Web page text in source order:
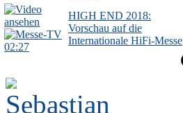
02:27
HIGH END 2018:
Vorschau auf die
Internationale HiFi-Messe